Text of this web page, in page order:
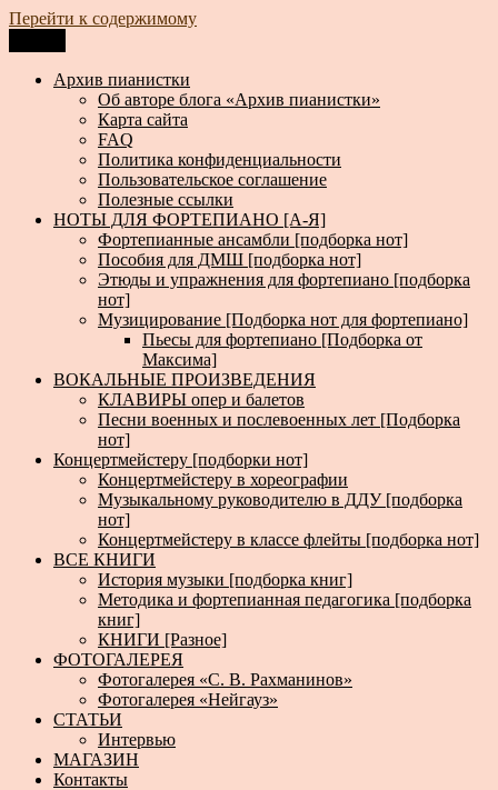
Перейти к содержимому
Архив пианистки
Всё для пианистов: ноты, книги, музыка, статьи…
Архив пианистки
Об авторе блога «Архив пианистки»
Карта сайта
FAQ
Политика конфиденциальности
Пользовательское соглашение
Полезные ссылки
НОТЫ ДЛЯ ФОРТЕПИАНО [А-Я]
Фортепианные ансамбли [подборка нот]
Пособия для ДМШ [подборка нот]
Этюды и упражнения для фортепиано [подборка
нот]
Музицирование [Подборка нот для фортепиано]
Пьесы для фортепиано [Подборка от
Максима]
ВОКАЛЬНЫЕ ПРОИЗВЕДЕНИЯ
КЛАВИРЫ опер и балетов
Песни военных и послевоенных лет [Подборка
нот]
Концертмейстеру [подборки нот]
Концертмейстеру в хореографии
Музыкальному руководителю в ДДУ [подборка
нот]
Концертмейстеру в классе флейты [подборка нот]
ВСЕ КНИГИ
История музыки [подборка книг]
Методика и фортепианная педагогика [подборка
книг]
КНИГИ [Разное]
ФОТОГАЛЕРЕЯ
Фотогалерея «С. В. Рахманинов»
Фотогалерея «Нейгауз»
СТАТЬИ
Интервью
МАГАЗИН
Контакты